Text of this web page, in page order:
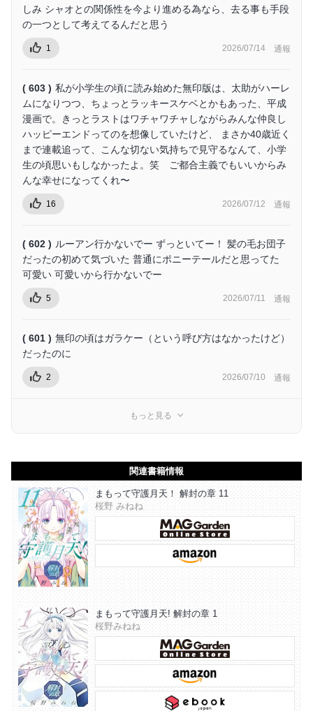
しみ シャオとの関係性を今より進める為なら、去る事も手段
の一つとして考えてるんだと思う
1 2026/07/14 通報
( 603 ) 私が小学生の頃に読み始めた無印版は、太助がハーレ
ムになりつつ、ちょっとラッキースケベとかもあった、平成
漫画で。きっとラストはワチャワチャしながらみんな仲良し
ハッピーエンドってのを想像していたけど、 まさか40歳近く
まで連載追って、こんな切ない気持ちで見守るなんて、小学
生の頃思いもしなかったよ。笑 ご都合主義でもいいからみ
んな幸せになってくれ〜
16 2026/07/12 通報
( 602 ) ルーアン行かないでー ずっといてー！ 髪の毛お団子
だったの初めて気づいた 普通にポニーテールだと思ってた
可愛い 可愛いから行かないでー
5 2026/07/11 通報
( 601 ) 無印の頃はガラケー（という呼び方はなかったけど）
だったのに
2 2026/07/10 通報
もっと見る
関連書籍情報
まもって守護月天！ 解封の章 11
桜野 みねね
まもって守護月天! 解封の章 1
桜野みねね